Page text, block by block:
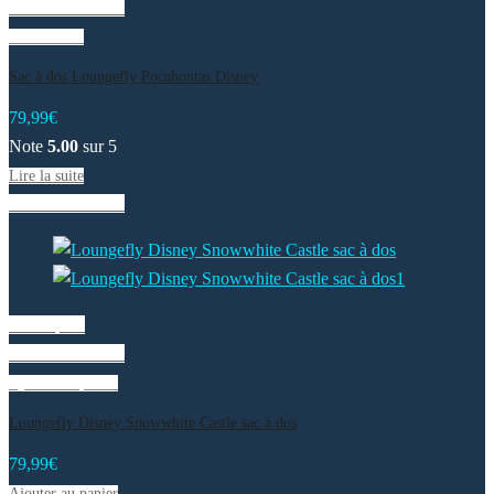
Sac à dos Loungefly Pocahontas Disney
79,99€
Note 5.00 sur 5
Lire la suite
Loungefly Disney Snowwhite Castle sac à dos
79,99€